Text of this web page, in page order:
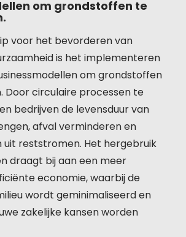
om grondstoffen te
voor het bevorderen van
is het implementeren
om grondstoffen
Door circulaire processen te
bedrijven de levensduur van
afval verminderen en
reststromen. Het hergebruik
draagt bij aan een meer
economie, waarbij de
wordt geminimaliseerd en
zakelijke kansen worden